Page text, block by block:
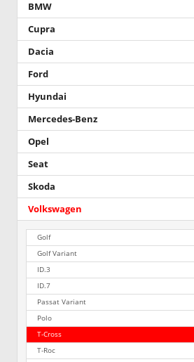
BMW
Cupra
Dacia
Ford
Hyundai
Mercedes-Benz
Opel
Seat
Skoda
Volkswagen
Golf
Golf Variant
ID.3
ID.7
Passat Variant
Polo
T-Cross
T-Roc